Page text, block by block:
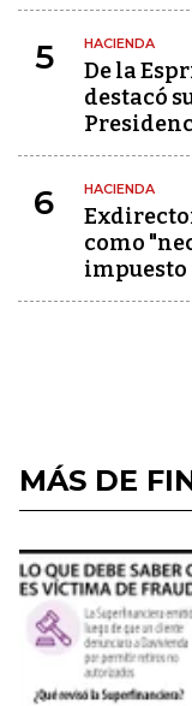
5 HACIENDA
De la
destacó
6 HACIENDA
como
MÁS DE